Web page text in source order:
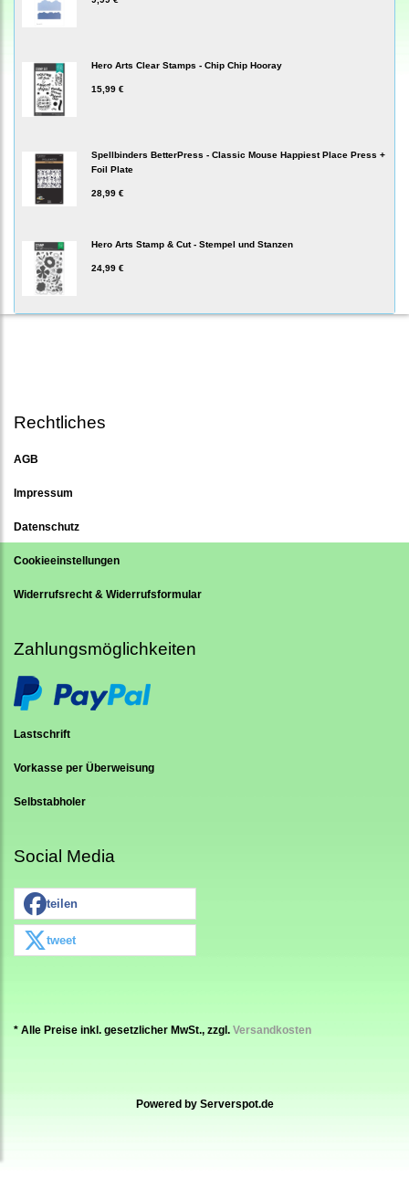
Hero Arts Clear Stamps - Chip Chip Hooray
15,99 €
Spellbinders BetterPress - Classic Mouse Happiest Place Press +
Foil Plate
28,99 €
Hero Arts Stamp & Cut - Stempel und Stanzen
24,99 €
Rechtliches
AGB
Impressum
Datenschutz
Cookieeinstellungen
Widerrufsrecht & Widerrufsformular
Zahlungsmöglichkeiten
Lastschrift
Vorkasse per Überweisung
Selbstabholer
Social Media
teilen
tweet
* Alle Preise inkl. gesetzlicher MwSt., zzgl. Versandkosten
Powered by Serverspot.de